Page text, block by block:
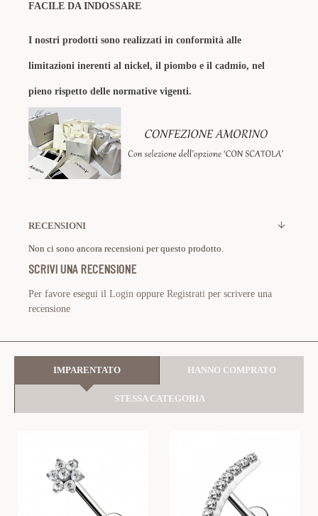
FACILE DA INDOSSARE
I nostri prodotti sono realizzati in conformità alle
limitazioni inerenti al nickel, il piombo e il cadmio, nel
pieno rispetto delle normative vigenti.
RECENSIONI
Non ci sono ancora recensioni per questo prodotto.
SCRIVI UNA RECENSIONE
Per favore esegui il Login oppure Registrati per scrivere una
recensione
IMPARENTATO HANNO COMPRATO
STESSA CATEGORIA